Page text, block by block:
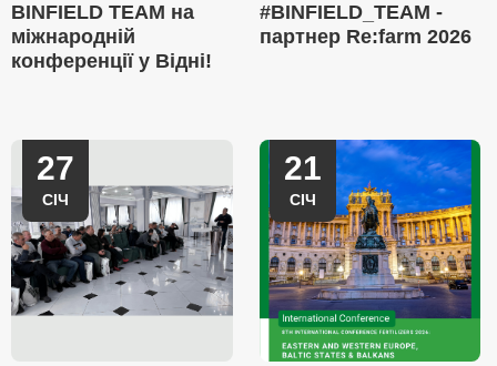
BINFIELD TEAM на
міжнародній
конференції у Відні!
#BINFIELD_TEAM -
партнер Re:farm 2026
27
СІЧ
21
СІЧ